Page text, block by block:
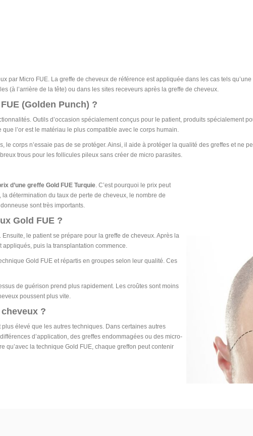
par Micro FUE. La greffe de cheveux de référence est appliquée dans les cas tels
(à l’arrière de la tête) ou dans les sites receveurs après la greffe de cheveux.
(Golden Punch) ?
Outils d’occasion spécialement conçus pour le patient, produits spécialement
l’or est le matériau le plus compatible avec le corps humain.
le corps n’essaie pas de se protéger. Ainsi, il aide à protéger la qualité des greffes et ne
trous pour les follicules pileux sans créer de micro parasites.
d’une greffe Gold FUE Turquie. C’est pourquoi le prix peut
détermination du taux de perte de cheveux, le nombre de
sont très importants.
Gold FUE ?
le patient se prépare pour la greffe de cheveux. Après la
puis la transplantation commence.
Gold FUE et répartis en groupes selon leur qualité. Ces
de guérison prend plus rapidement. Les croûtes sont moins
poussent plus vite.
?
élevé que les autres techniques. Dans certaines autres
d’application, des greffes endommagées ou des micro-
qu’avec la technique Gold FUE, chaque greffon peut contenir